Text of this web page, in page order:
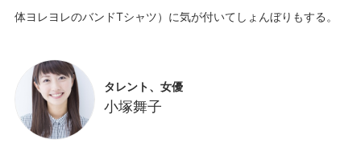
タレント、女優
小塚舞子